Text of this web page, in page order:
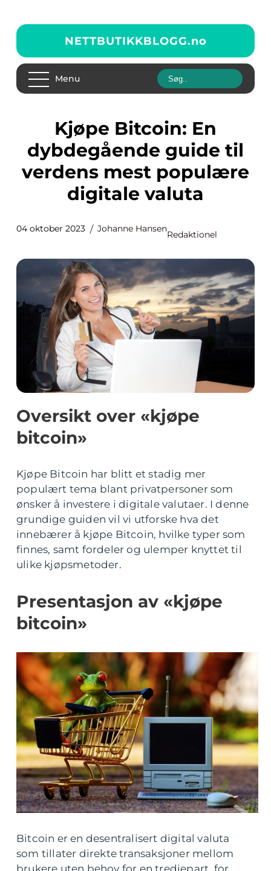
NETTBUTIKKBLOGG.no
Menu
Kjøpe Bitcoin: En
dybdegående guide til
verdens mest populære
digitale valuta
04 oktober 2023 Johanne Hansen
Redaktionel
Oversikt over «kjøpe
bitcoin»
Kjøpe Bitcoin har blitt et stadig mer
populært tema blant privatpersoner som
ønsker å investere i digitale valutaer. I denne
grundige guiden vil vi utforske hva det
innebærer å kjøpe Bitcoin, hvilke typer som
finnes, samt fordeler og ulemper knyttet til
ulike kjøpsmetoder.
Presentasjon av «kjøpe
bitcoin»
Bitcoin er en desentralisert digital valuta
som tillater direkte transaksjoner mellom
brukere uten behov for en tredjepart, for